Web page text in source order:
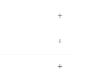
+
+
+